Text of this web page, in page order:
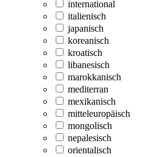
international
italienisch
japanisch
koreanisch
kroatisch
libanesisch
marokkanisch
mediterran
mexikanisch
mitteleuropäisch
mongolisch
nepalesisch
orientalisch